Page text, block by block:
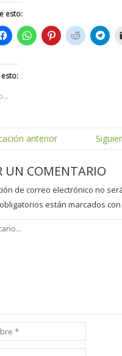
esto:
anterior
UN COMENTARIO
de correo electrónico no
están marcados con